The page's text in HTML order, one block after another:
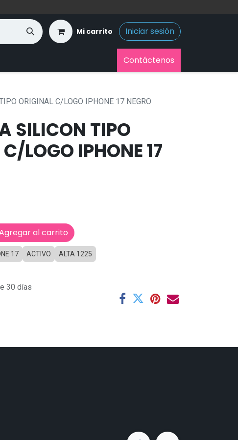
Mi carrito Iniciar sesión
Contáctenos
ORIGINAL C/LOGO IPHONE 17 NEGRO
SILICON TIPO
LOGO IPHONE 17
al carrito
17 ACTIVO ALTA 1225
30 días